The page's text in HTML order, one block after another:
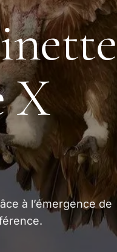
X
à l’émergence de